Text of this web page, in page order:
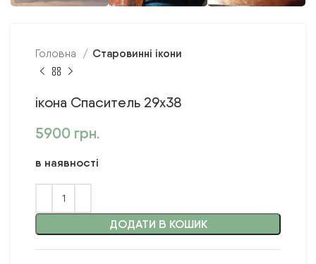
Головна Старовинні ікони
ікона Спаситель 29х38
5900 грн.
в наявності
ДОДАТИ В КОШИК